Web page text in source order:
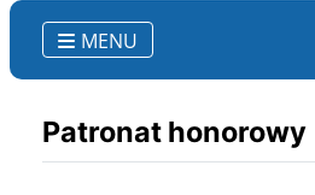
MENU
Patronat honorowy